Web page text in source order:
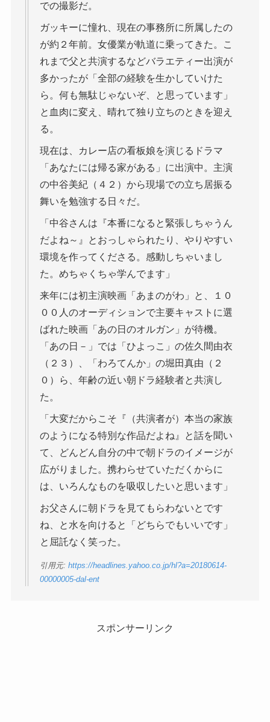
での撮影だ。
ガッキーに憧れ、現在の事務所に所属したの
が約２年前。女優業が軌道に乗ってきた。こ
れまで父と共演するなどバラエティー出演が
多かったが「全部の経験を生かしていけた
ら。何も無駄じゃないぞ、と思っています」
と血肉に変え、晴れて独り立ちのときを迎え
る。
現在は、カレー店の看板娘を演じるドラマ
「あなたには帰る家がある」に出演中。主演
の中谷美紀（４２）から現場での立ち居振る
舞いを勉強する日々だ。
「中谷さんは『本番になると緊張しちゃうん
だよね～』とおっしゃられたり、やりやすい
環境を作ってくださる。感動しちゃいまし
た。めちゃくちゃ学んでます」
来年には初主演映画「あまのがわ」と、１０
００人のオーディションで主要キャストに選
ばれた映画「あの日のオルガン」が待機。
「あの日－」では「ひよっこ」の佐久間由衣
（２３）、「わろてんか」の堀田真由（２
０）ら、年齢の近い朝ドラ経験者と共演し
た。
「大変だからこそ『（共演者が）本当の家族
のようになる特別な作品だよね』と話を聞い
て、どんどん自分の中で朝ドラのイメージが
広がりました。携わらせていただくからに
は、いろんなものを吸収したいと思います」
お父さんに朝ドラを見てもらわないとです
ね、と水を向けると「どちらでもいいです」
と屈託なく笑った。
引用元: https://headlines.yahoo.co.jp/hl?a=20180614-
00000005-dal-ent
スポンサーリンク